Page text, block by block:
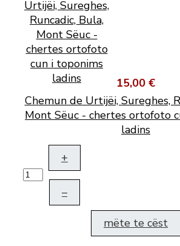
15,00 €
Chemun de Urtijëi, Sureghes,
Mont Sëuc - chertes ortofoto
ladins
+
–
mëte te cëst